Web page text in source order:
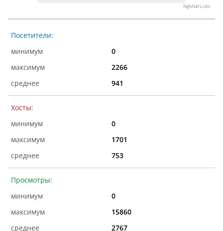
Highcharts.com
Посетители:
0
2266
941
Хосты:
0
1701
753
Просмотры:
0
15860
2767